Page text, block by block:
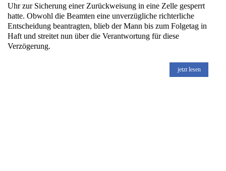
Uhr zur Sicherung einer Zurückweisung in eine Zelle gesperrt
hatte. Obwohl die Beamten eine unverzügliche richterliche
Entscheidung beantragten, blieb der Mann bis zum Folgetag in
Haft und streitet nun über die Verantwortung für diese
Verzögerung.
jetzt lesen